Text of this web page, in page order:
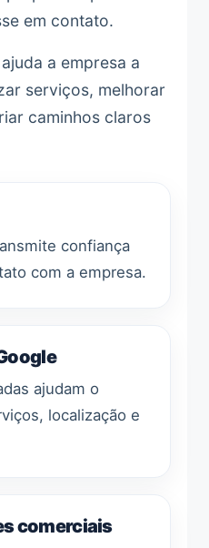
em contato.
a empresa a
serviços, melhorar
caminhos claros
confiança
com a empresa.
ajudam o
localização e
comerciais